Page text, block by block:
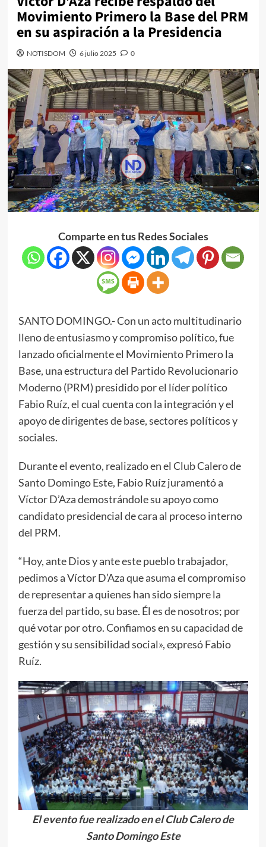
Movimiento Primero la Base del PRM
en su aspiración a la Presidencia
NOTISDOM 6 julio 2025 0
Comparte en tus Redes Sociales
SANTO DOMINGO.- Con un acto multitudinario
lleno de entusiasmo y compromiso político, fue
lanzado oficialmente el Movimiento Primero la
Base, una estructura del Partido Revolucionario
Moderno (PRM) presidido por el líder político
Fabio Ruíz, el cual cuenta con la integración y el
apoyo de dirigentes de base, sectores políticos y
sociales.
Durante el evento, realizado en el Club Calero de
Santo Domingo Este, Fabio Ruíz juramentó a
Víctor D’Aza demostrándole su apoyo como
candidato presidencial de cara al proceso interno
del PRM.
“Hoy, ante Dios y ante este pueblo trabajador,
pedimos a Víctor D’Aza que asuma el compromiso
de representar a quienes han sido siempre la
fuerza del partido, su base. Él es de nosotros; por
qué votar por otro. Confiamos en su capacidad de
gestión y su sensibilidad social», expresó Fabio
Ruíz.
El evento fue realizado en el Club Calero de
Santo Domingo Este